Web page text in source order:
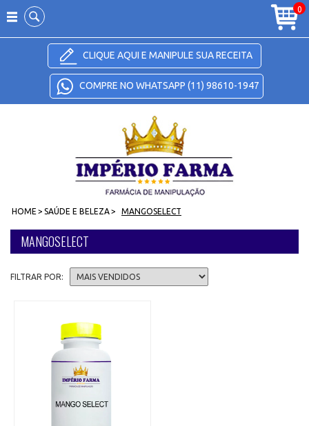
Carrinho
0
CLIQUE AQUI E MANIPULE SUA RECEITA
COMPRE NO WHATSAPP (11) 98610-1947
HOME > SAÚDE E BELEZA> MANGOSELECT
MANGOSELECT
FILTRAR POR: